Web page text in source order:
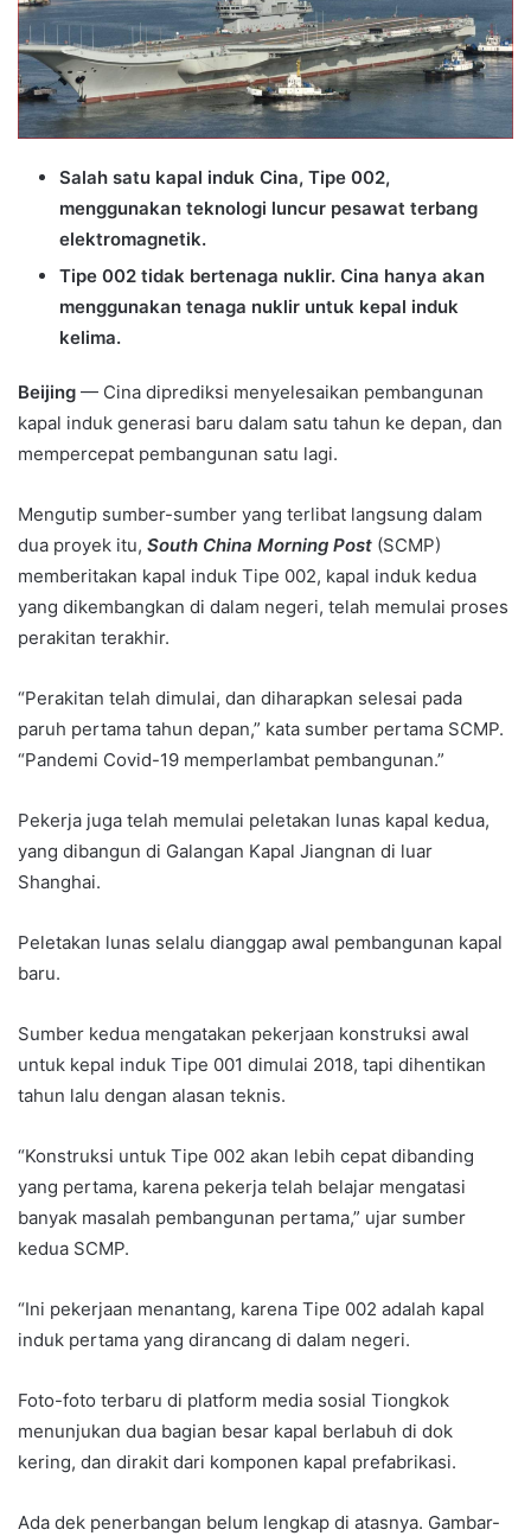
Salah satu kapal induk Cina, Tipe 002,
menggunakan teknologi luncur pesawat terbang
elektromagnetik.
Tipe 002 tidak bertenaga nuklir. Cina hanya akan
menggunakan tenaga nuklir untuk kepal induk
kelima.
Beijing — Cina diprediksi menyelesaikan pembangunan
kapal induk generasi baru dalam satu tahun ke depan, dan
mempercepat pembangunan satu lagi.
Mengutip sumber-sumber yang terlibat langsung dalam
dua proyek itu, South China Morning Post (SCMP)
memberitakan kapal induk Tipe 002, kapal induk kedua
yang dikembangkan di dalam negeri, telah memulai proses
perakitan terakhir.
“Perakitan telah dimulai, dan diharapkan selesai pada
paruh pertama tahun depan,” kata sumber pertama SCMP.
“Pandemi Covid-19 memperlambat pembangunan.”
Pekerja juga telah memulai peletakan lunas kapal kedua,
yang dibangun di Galangan Kapal Jiangnan di luar
Shanghai.
Peletakan lunas selalu dianggap awal pembangunan kapal
baru.
Sumber kedua mengatakan pekerjaan konstruksi awal
untuk kepal induk Tipe 001 dimulai 2018, tapi dihentikan
tahun lalu dengan alasan teknis.
“Konstruksi untuk Tipe 002 akan lebih cepat dibanding
yang pertama, karena pekerja telah belajar mengatasi
banyak masalah pembangunan pertama,” ujar sumber
kedua SCMP.
“Ini pekerjaan menantang, karena Tipe 002 adalah kapal
induk pertama yang dirancang di dalam negeri.
Foto-foto terbaru di platform media sosial Tiongkok
menunjukan dua bagian besar kapal berlabuh di dok
kering, dan dirakit dari komponen kapal prefabrikasi.
Ada dek penerbangan belum lengkap di atasnya. Gambar-